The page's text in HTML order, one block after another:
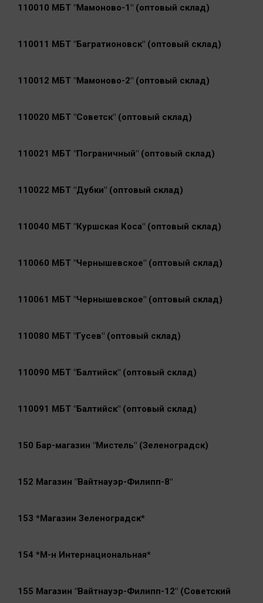
110010 МБТ "Мамоново-1" (оптовый склад)
110011 МБТ "Багратионовск" (оптовый склад)
110012 МБТ "Мамоново-2" (оптовый склад)
110020 МБТ "Советск" (оптовый склад)
110021 МБТ "Пограничный" (оптовый склад)
110022 МБТ "Дубки" (оптовый склад)
110040 МБТ "Куршская Коса" (оптовый склад)
110060 МБТ "Чернышевское" (оптовый склад)
110061 МБТ "Чернышевское" (оптовый склад)
110080 МБТ "Гусев" (оптовый склад)
110090 МБТ "Балтийск" (оптовый склад)
110091 МБТ "Балтийск" (оптовый склад)
150 Бар-магазин "Мистель" (Зеленоградск)
152 Магазин "Вайтнауэр-Филипп-8"
153 *Магазин Зеленоградск*
154 *М-н Интернациональная*
155 Магазин "Вайтнауэр-Филипп-12" (Советский